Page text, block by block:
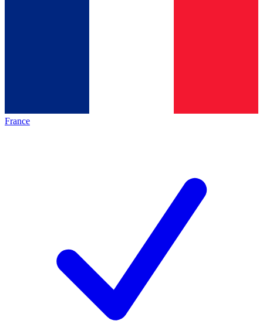
France